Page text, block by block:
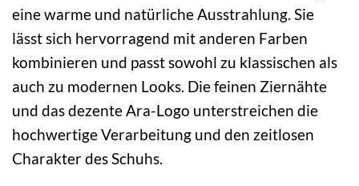
eine warme und natürliche Ausstrahlung. Sie
lässt sich hervorragend mit anderen Farben
kombinieren und passt sowohl zu klassischen als
auch zu modernen Looks. Die feinen Ziernähte
und das dezente Ara-Logo unterstreichen die
hochwertige Verarbeitung und den zeitlosen
Charakter des Schuhs.